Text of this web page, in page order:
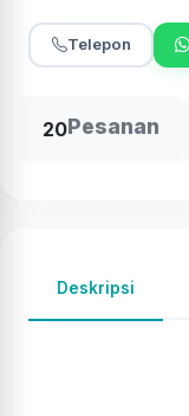
Telepon
20Pesanan
Deskripsi